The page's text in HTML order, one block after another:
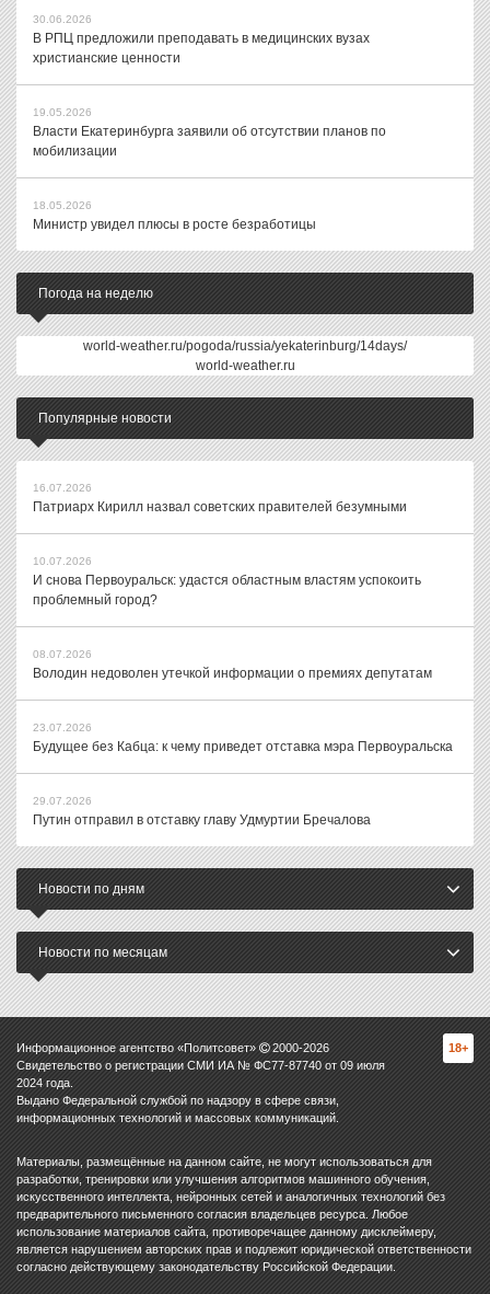
30.06.2026
В РПЦ предложили преподавать в медицинских вузах
христианские ценности
19.05.2026
Власти Екатеринбурга заявили об отсутствии планов по
мобилизации
18.05.2026
Министр увидел плюсы в росте безработицы
Погода на неделю
world-weather.ru/pogoda/russia/yekaterinburg/14days/
world-weather.ru
Популярные новости
16.07.2026
Патриарх Кирилл назвал советских правителей безумными
10.07.2026
И снова Первоуральск: удастся областным властям успокоить
проблемный город?
08.07.2026
Володин недоволен утечкой информации о премиях депутатам
23.07.2026
Будущее без Кабца: к чему приведет отставка мэра Первоуральска
29.07.2026
Путин отправил в отставку главу Удмуртии Бречалова
Новости по дням
Новости по месяцам
Информационное агентство «Политсовет» 2000-2026
Свидетельство о регистрации СМИ ИА № ФС77-87740 от 09 июля
2024 года.
Выдано Федеральной службой по надзору в сфере связи,
информационных технологий и массовых коммуникаций.
18+
Материалы, размещённые на данном сайте, не могут использоваться для
разработки, тренировки или улучшения алгоритмов машинного обучения,
искусственного интеллекта, нейронных сетей и аналогичных технологий без
предварительного письменного согласия владельцев ресурса. Любое
использование материалов сайта, противоречащее данному дисклеймеру,
является нарушением авторских прав и подлежит юридической ответственности
согласно действующему законодательству Российской Федерации.